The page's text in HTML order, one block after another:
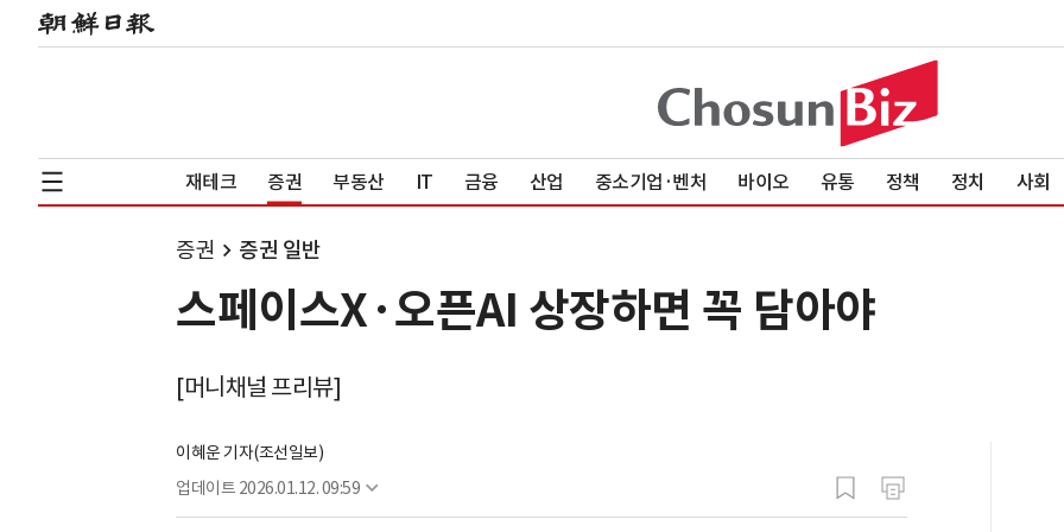
재테크 증권 부동산 IT 금융 산업 중소기업·벤처 바이오 유통 정책 정치 사회
증권 증권 일반
스페이스X·오픈AI 상장하면 꼭 담아야
[머니채널 프리뷰]
이혜운 기자(조선일보)
업데이트 2026.01.12. 09:59